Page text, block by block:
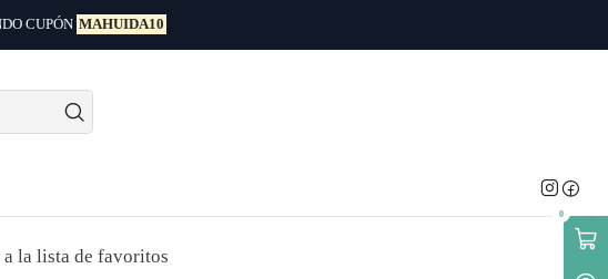
0
CUPÓN MAHUIDA10
Ornamental
De Flor Amarillo Adelfa
la lista de favoritos